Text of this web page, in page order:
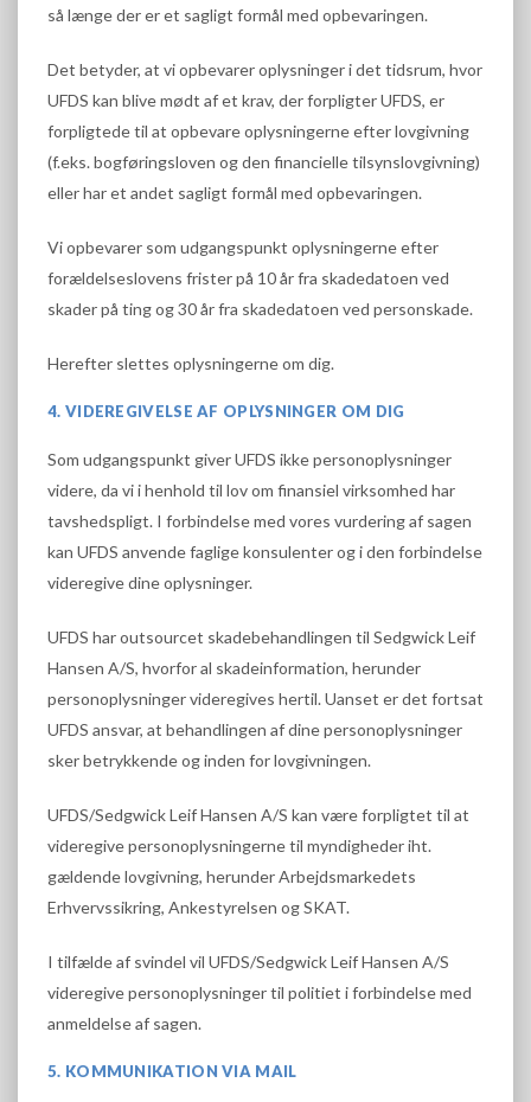
så længe der er et sagligt formål med opbevaringen.
Det betyder, at vi opbevarer oplysninger i det tidsrum, hvor
UFDS kan blive mødt af et krav, der forpligter UFDS, er
forpligtede til at opbevare oplysningerne efter lovgivning
(f.eks. bogføringsloven og den financielle tilsynslovgivning)
eller har et andet sagligt formål med opbevaringen.
Vi opbevarer som udgangspunkt oplysningerne efter
forældelseslovens frister på 10 år fra skadedatoen ved
skader på ting og 30 år fra skadedatoen ved personskade.
Herefter slettes oplysningerne om dig.
4. VIDEREGIVELSE AF OPLYSNINGER OM DIG
Som udgangspunkt giver UFDS ikke personoplysninger
videre, da vi i henhold til lov om finansiel virksomhed har
tavshedspligt. I forbindelse med vores vurdering af sagen
kan UFDS anvende faglige konsulenter og i den forbindelse
videregive dine oplysninger.
UFDS har outsourcet skadebehandlingen til Sedgwick Leif
Hansen A/S, hvorfor al skadeinformation, herunder
personoplysninger videregives hertil. Uanset er det fortsat
UFDS ansvar, at behandlingen af dine personoplysninger
sker betrykkende og inden for lovgivningen.
UFDS/Sedgwick Leif Hansen A/S kan være forpligtet til at
videregive personoplysningerne til myndigheder iht.
gældende lovgivning, herunder Arbejdsmarkedets
Erhvervssikring, Ankestyrelsen og SKAT.
I tilfælde af svindel vil UFDS/Sedgwick Leif Hansen A/S
videregive personoplysninger til politiet i forbindelse med
anmeldelse af sagen.
5. KOMMUNIKATION VIA MAIL